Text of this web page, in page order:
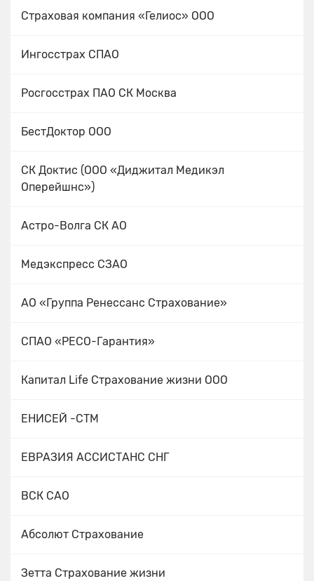
Страховая компания «Гелиос» ООО
Ингосстрах СПАО
Росгосстрах ПАО СК Москва
БестДоктор ООО
СК Доктис (ООО «Диджитал Медикэл
Оперейшнс»)
Астро-Волга СК АО
Медэкспресс СЗАО
АО «Группа Ренессанс Страхование»
СПАО «РЕСО-Гарантия»
Капитал Life Cтрахование жизни ООО
ЕНИСЕЙ -СТМ
ЕВРАЗИЯ АССИСТАНС СНГ
ВСК САО
Абсолют Страхование
Зетта Страхование жизни